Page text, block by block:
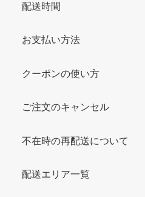
配送時間
お支払い方法
クーポンの使い方
ご注文のキャンセル
不在時の再配送について
配送エリア一覧